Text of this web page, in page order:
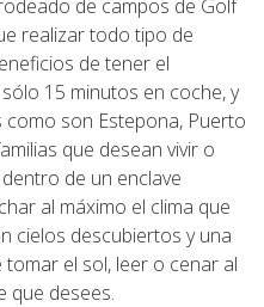
de campos de Golf
realizar todo tipo de
de tener el
15 minutos en coche, y
son Estepona, Puerto
que desean vivir o
de un enclave
al máximo el clima que
cielos descubiertos y una
el sol, leer o cenar al
que desees.